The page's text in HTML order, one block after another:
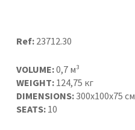
Ref:23712.30
VOLUME:0,7 м³
WEIGHT: 124,75 кг
DIMENSIONS:300x100x75 см
SEATS: 10